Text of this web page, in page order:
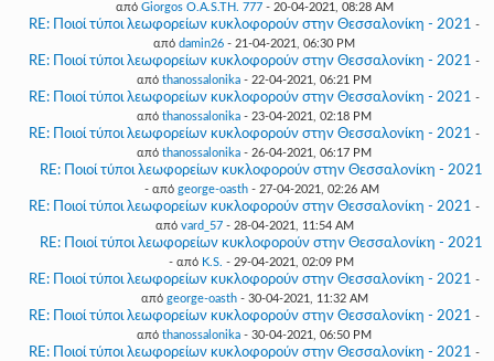
από Giorgos O.A.S.TH. 777- 20-04-2021, 08:28 AM
RE: Ποιοί τύποι λεωφορείων κυκλοφορούν στην Θεσσαλονίκη - 2021 -
από damin26 - 21-04-2021, 06:30 PM
RE: Ποιοί τύποι λεωφορείων κυκλοφορούν στην Θεσσαλονίκη - 2021 -
από thanossalonika - 22-04-2021, 06:21 PM
RE: Ποιοί τύποι λεωφορείων κυκλοφορούν στην Θεσσαλονίκη - 2021 -
από thanossalonika - 23-04-2021, 02:18 PM
RE: Ποιοί τύποι λεωφορείων κυκλοφορούν στην Θεσσαλονίκη - 2021 -
από thanossalonika - 26-04-2021, 06:17 PM
RE: Ποιοί τύποι λεωφορείων κυκλοφορούν στην Θεσσαλονίκη - 2021
- από george-oasth- 27-04-2021, 02:26 AM
RE: Ποιοί τύποι λεωφορείων κυκλοφορούν στην Θεσσαλονίκη - 2021 -
από vard_57- 28-04-2021, 11:54 AM
RE: Ποιοί τύποι λεωφορείων κυκλοφορούν στην Θεσσαλονίκη - 2021
- από K.S. - 29-04-2021, 02:09 PM
RE: Ποιοί τύποι λεωφορείων κυκλοφορούν στην Θεσσαλονίκη - 2021 -
από george-oasth- 30-04-2021, 11:32 AM
RE: Ποιοί τύποι λεωφορείων κυκλοφορούν στην Θεσσαλονίκη - 2021 -
από thanossalonika - 30-04-2021, 06:50 PM
RE: Ποιοί τύποι λεωφορείων κυκλοφορούν στην Θεσσαλονίκη - 2021 -